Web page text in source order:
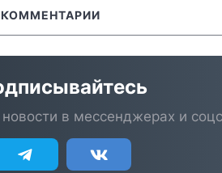
КОММЕНТАРИИ
в мессенджерах и